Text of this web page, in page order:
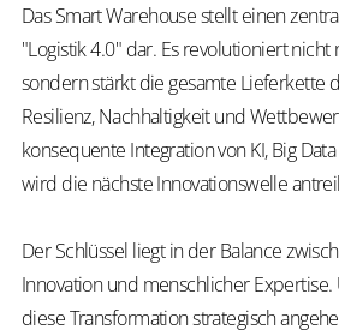
Das Smart Warehouse stellt einen
"Logistik 4.0" dar. Es revolutioniert nicht
sondern stärkt die gesamte Lieferkette
Resilienz, Nachhaltigkeit und
konsequente Integration von KI, Big
wird die nächste Innovationswelle
Der Schlüssel liegt in der Balance
Innovation und menschlicher
diese Transformation strategisch